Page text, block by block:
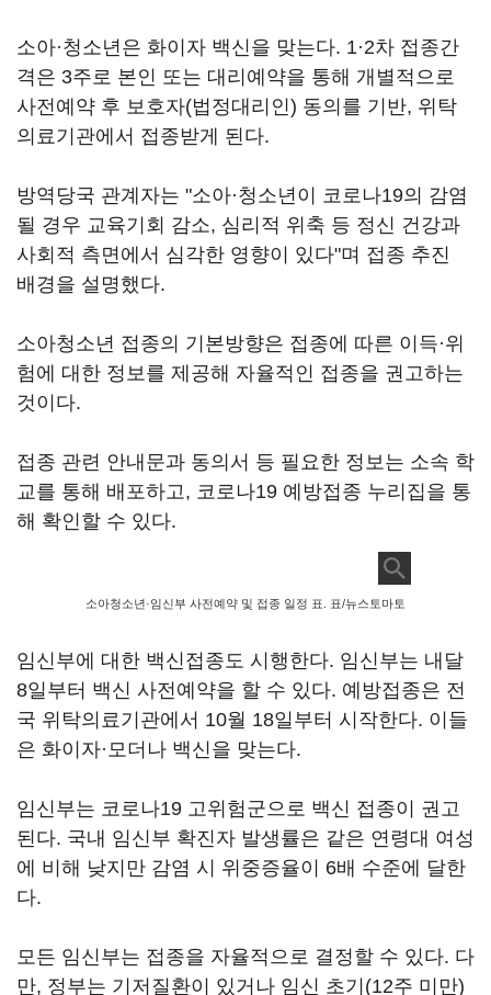
소아·청소년은 화이자 백신을 맞는다. 1·2차 접종간
격은 3주로 본인 또는 대리예약을 통해 개별적으로
사전예약 후 보호자(법정대리인) 동의를 기반, 위탁
의료기관에서 접종받게 된다.
방역당국 관계자는 "소아·청소년이 코로나19의 감염
될 경우 교육기회 감소, 심리적 위축 등 정신 건강과
사회적 측면에서 심각한 영향이 있다"며 접종 추진
배경을 설명했다.
소아청소년 접종의 기본방향은 접종에 따른 이득·위
험에 대한 정보를 제공해 자율적인 접종을 권고하는
것이다.
접종 관련 안내문과 동의서 등 필요한 정보는 소속 학
교를 통해 배포하고, 코로나19 예방접종 누리집을 통
해 확인할 수 있다.
소아청소년·임신부 사전예약 및 접종 일정 표. 표/뉴스토마토
임신부에 대한 백신접종도 시행한다. 임신부는 내달
8일부터 백신 사전예약을 할 수 있다. 예방접종은 전
국 위탁의료기관에서 10월 18일부터 시작한다. 이들
은 화이자·모더나 백신을 맞는다.
임신부는 코로나19 고위험군으로 백신 접종이 권고
된다. 국내 임신부 확진자 발생률은 같은 연령대 여성
에 비해 낮지만 감염 시 위중증율이 6배 수준에 달한
다.
모든 임신부는 접종을 자율적으로 결정할 수 있다. 다
만, 정부는 기저질환이 있거나 임신 초기(12주 미만)